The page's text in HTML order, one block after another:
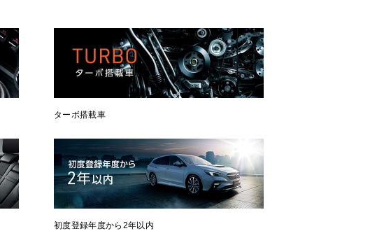
ターボ搭載車
初度登録年度から2年以内